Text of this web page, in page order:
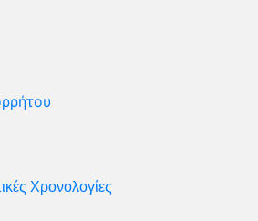
Χρονολογίες